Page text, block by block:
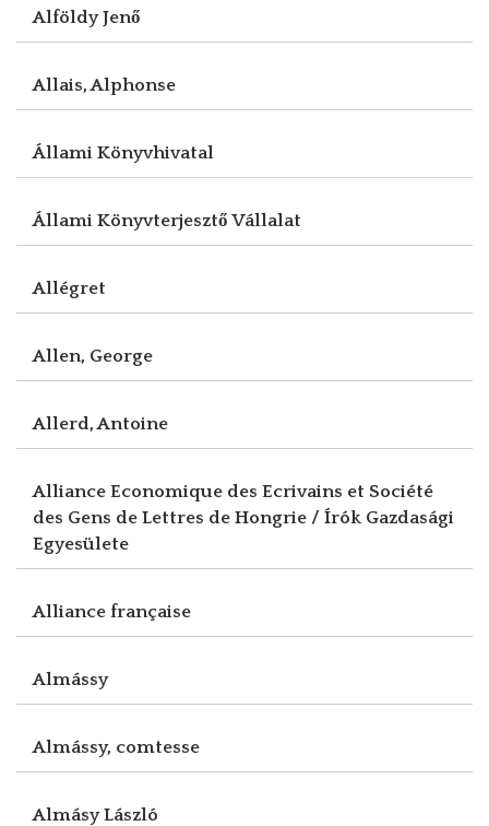
Alföldy Jenő
Allais, Alphonse
Állami Könyvhivatal
Állami Könyvterjesztő Vállalat
Allégret
Allen, George
Allerd, Antoine
Alliance Economique des Ecrivains et Société
des Gens de Lettres de Hongrie / Írók Gazdasági
Egyesülete
Alliance française
Almássy
Almássy, comtesse
Almásy László